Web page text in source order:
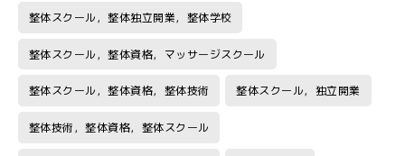
整体スクール，整体独立開業，整体学校
整体スクール，整体資格，マッサージスクール
整体スクール，整体資格，整体技術 整体スクール，独立開業
整体技術，整体資格，整体スクール